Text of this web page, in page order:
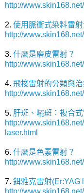
http://
2. 使用脈衝式染料雷
http://
3. 什麼是磨皮雷射？
http://
4. 飛梭雷射的分類與
http://
5. 肝斑、曬斑：複合
http://
laser.html
6. 什麼是色素雷射？
http://
7. 鉺雅克雷射(Er:YAG
http://